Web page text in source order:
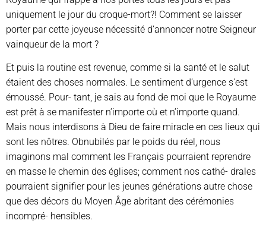
uniquement le jour du croque-mort?! Comment se laisser
porter par cette joyeuse nécessité d’annoncer notre Seigneur
vainqueur de la mort ?
Et puis la routine est revenue, comme si la santé et le salut
étaient des choses normales. Le sentiment d’urgence s’est
émoussé. Pour- tant, je sais au fond de moi que le Royaume
est prêt à se manifester n’importe où et n’importe quand.
Mais nous interdisons à Dieu de faire miracle en ces lieux qui
sont les nôtres. Obnubilés par le poids du réel, nous
imaginons mal comment les Français pourraient reprendre
en masse le chemin des églises; comment nos cathé- drales
pourraient signifier pour les jeunes générations autre chose
que des décors du Moyen Âge abritant des cérémonies
incompré- hensibles.